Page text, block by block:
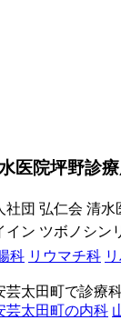
医院坪野診
社団 弘仁会 清
イン ツボノシン
科 リウマチ科
芸太田町で診療
芸太田町の内科